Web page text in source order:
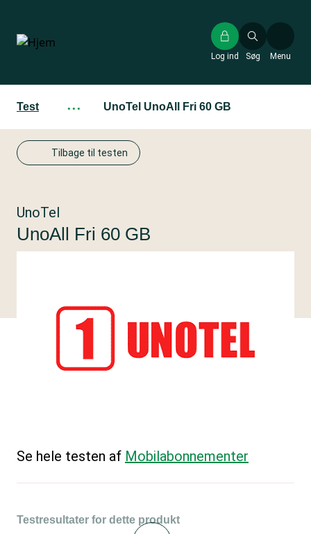
hovedindhold
Søg
Log ind Menu
Test ··· UnoTel UnoAll Fri 60 GB
Tilbage til testen
UnoTel
UnoAll Fri 60 GB
Se hele testen af Mobilabonnementer
Testresultater for dette produkt